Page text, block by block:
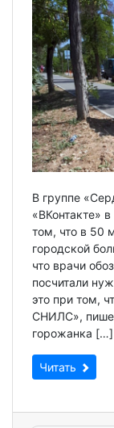
В группе
«ВКонтакте»
том, что в 50
городской
что врачи
посчитали
это при том,
СНИЛС»,
горожанка […]
Читать